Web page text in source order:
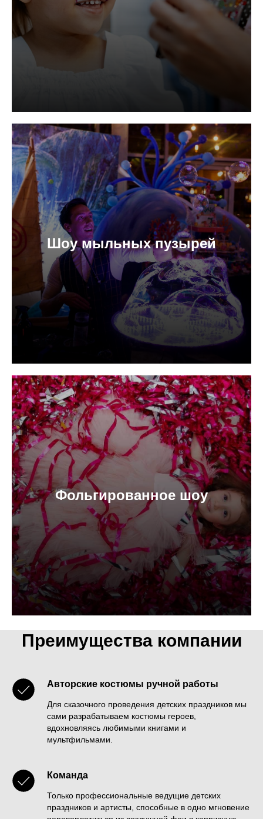
Шоу мыльных пузырей
Фольгированное шоу
Преимущества компании
Авторские костюмы ручной работы
Для сказочного проведения детских праздников мы
сами разрабатываем костюмы героев,
вдохновляясь любимыми книгами и
мультфильмами.
Команда
Только профессиональные ведущие детских
праздников и артисты, способные в одно мгновение